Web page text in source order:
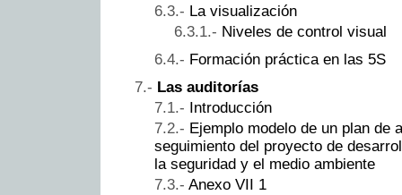
La visualización
Niveles de control visual
Formación práctica en las 5S
Las auditorías
Introducción
Ejemplo modelo de un plan de
seguimiento del proyecto de
la seguridad y el medio ambiente
Anexo VII 1